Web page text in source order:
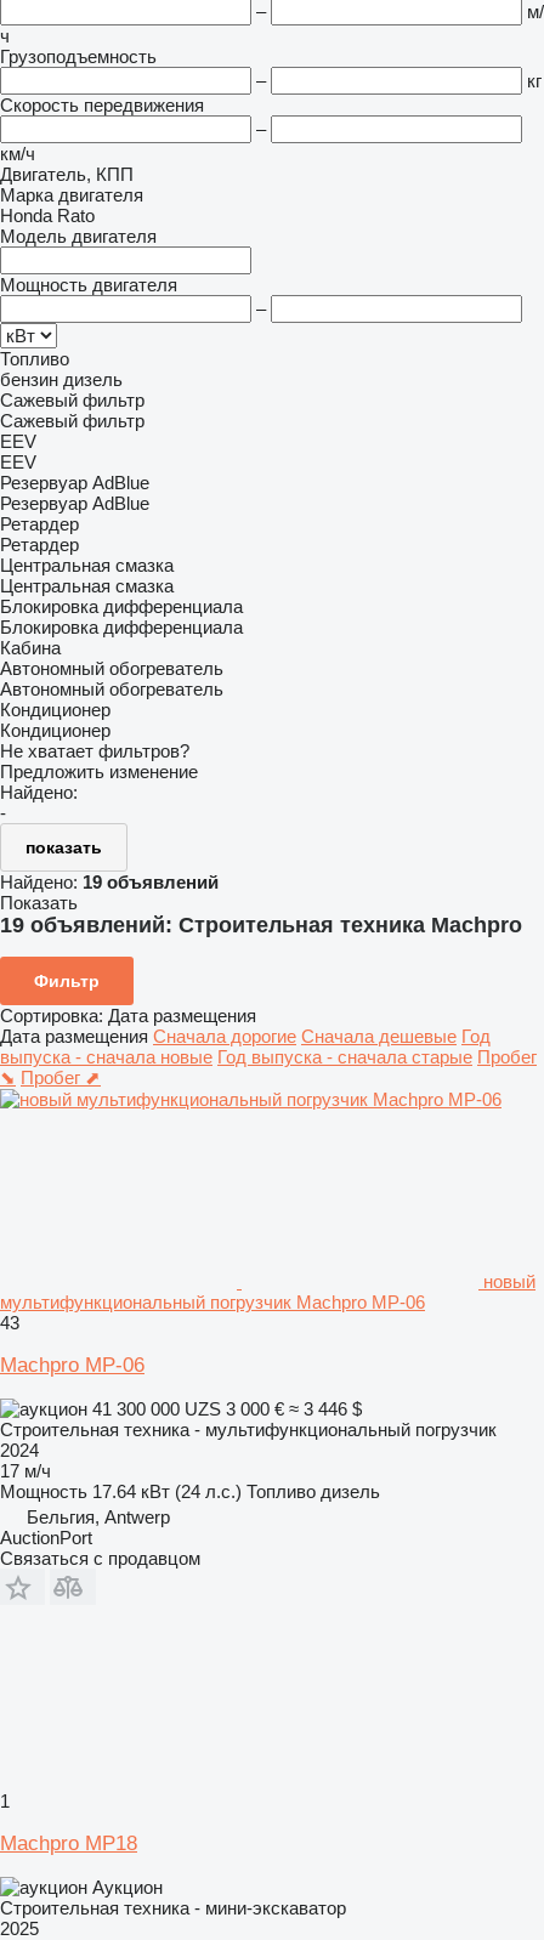
–
м/
ч
Грузоподъемность
–
кг
Скорость передвижения
–
км/ч
Двигатель, КПП
Марка двигателя
Honda Rato
Модель двигателя
Мощность двигателя
–
Топливо
бензин дизель
Сажевый фильтр
Сажевый фильтр
EEV
EEV
Резервуар AdBlue
Резервуар AdBlue
Ретардер
Ретардер
Центральная смазка
Центральная смазка
Блокировка дифференциала
Блокировка дифференциала
Кабина
Автономный обогреватель
Автономный обогреватель
Кондиционер
Кондиционер
Не хватает фильтров?
Предложить изменение
Найдено:
-
показать
Найдено: 19 объявлений
Показать
19 объявлений: Строительная техника Machpro
Фильтр
Сортировка: Дата размещения
Дата размещения Сначала дорогие Сначала дешевые Год
выпуска - сначала новые Год выпуска - сначала старые Пробег
⬊ Пробег ⬈
новый
мультифункциональный погрузчик Machpro MP-06
43
Machpro MP-06
41 300 000 UZS 3 000 € ≈ 3 446 $
Строительная техника - мультифункциональный погрузчик
2024
17 м/ч
Мощность 17.64 кВт (24 л.с.) Топливо дизель
Бельгия, Antwerp
AuctionPort
Связаться с продавцом
1
Machpro MP18
Аукцион
Строительная техника - мини-экскаватор
2025